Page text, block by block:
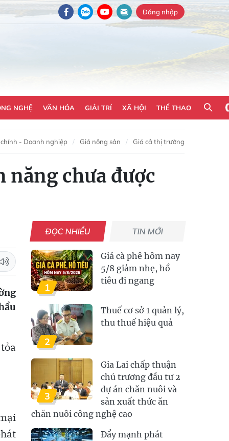
Đăng nhập
NGHỆ VĂN HÓA GIẢI TRÍ XÃ HỘI THỂ THAO
- Doanh nghiệp Giá nông sản Giá cả thị trường
năng chưa được
ĐỌC NHIỀU TIN MỚI
1
Giá cà phê hôm nay
5/8 giảm nhẹ, hồ
tiêu đi ngang
2
Thuế cơ sở 1 quản lý,
thu thuế hiệu quả
3
Gia Lai chấp thuận
chủ trương đầu tư 2
dự án chăn nuôi và
sản xuất thức ăn
chăn nuôi công nghệ cao
Đẩy mạnh phát